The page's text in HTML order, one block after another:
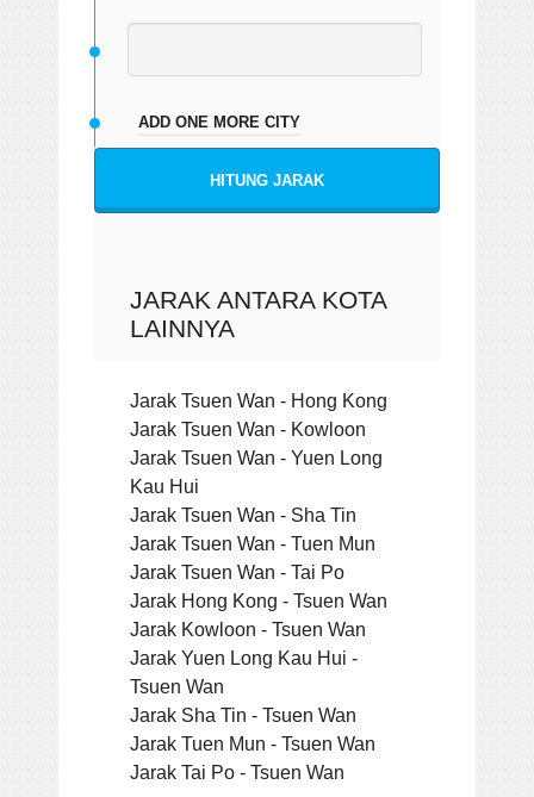
ADD ONE MORE CITY
HITUNG JARAK
JARAK ANTARA KOTA
LAINNYA
Jarak Tsuen Wan - Hong Kong
Jarak Tsuen Wan - Kowloon
Jarak Tsuen Wan - Yuen Long
Kau Hui
Jarak Tsuen Wan - Sha Tin
Jarak Tsuen Wan - Tuen Mun
Jarak Tsuen Wan - Tai Po
Jarak Hong Kong - Tsuen Wan
Jarak Kowloon - Tsuen Wan
Jarak Yuen Long Kau Hui -
Tsuen Wan
Jarak Sha Tin - Tsuen Wan
Jarak Tuen Mun - Tsuen Wan
Jarak Tai Po - Tsuen Wan